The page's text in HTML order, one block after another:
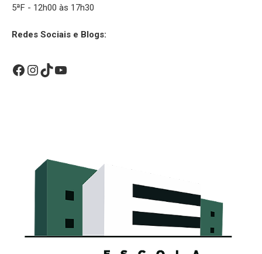
5ªF - 12h00 às 17h30
Redes Sociais e Blogs:
Facebook
Instagram
TikTok
YouTube